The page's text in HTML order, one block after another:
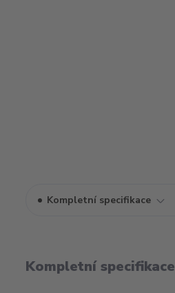
Kompletní specifikace
Kompletní specifikace